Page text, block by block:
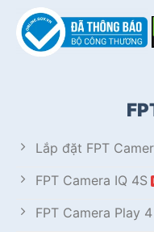
Lắp đặt FPT
FPT Camera IQ 4S
FPT Camera Play 4